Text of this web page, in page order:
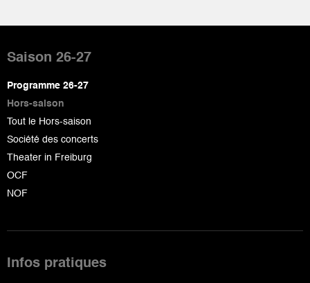
de
page
Saison 26-27
Programme 26-27
Hors-saison
Tout le Hors-saison
Société des concerts
Theater in Freiburg
OCF
NOF
Infos pratiques